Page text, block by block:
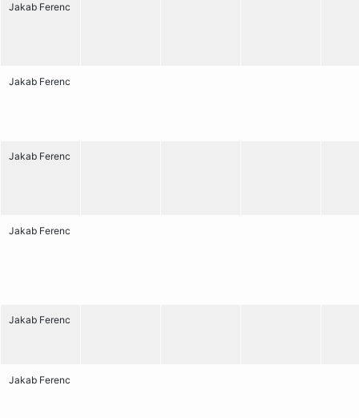
Jakab Ferenc
Jakab Ferenc
Jakab Ferenc
Jakab Ferenc
Jakab Ferenc
Jakab Ferenc